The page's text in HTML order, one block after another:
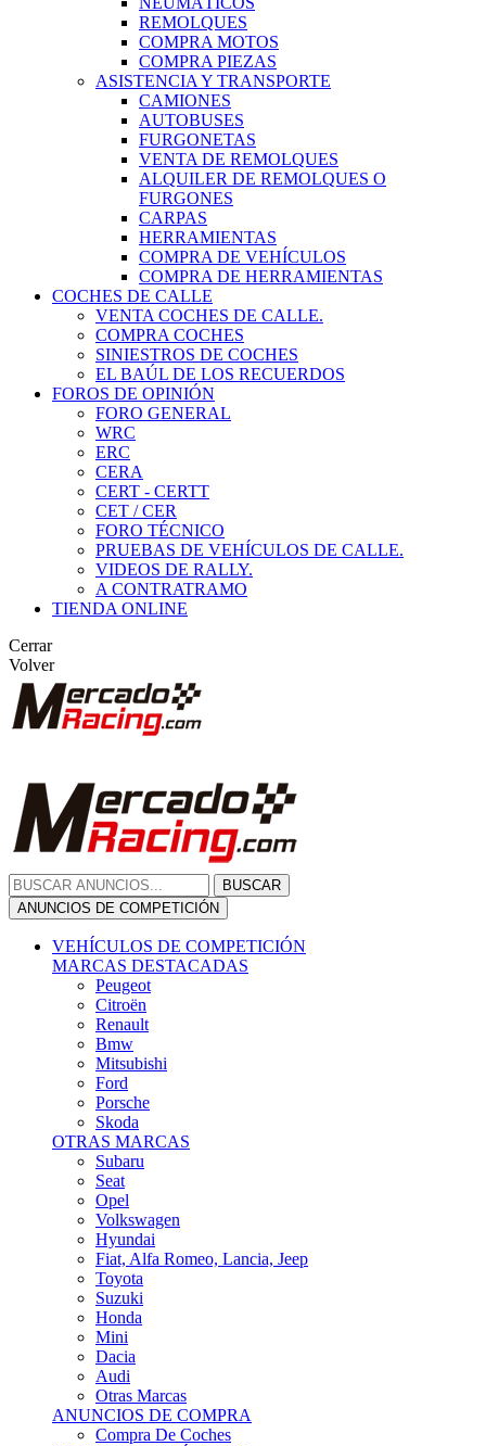
REMOLQUES
COMPRA MOTOS
COMPRA PIEZAS
ASISTENCIA Y TRANSPORTE
CAMIONES
AUTOBUSES
FURGONETAS
VENTA DE REMOLQUES
ALQUILER DE REMOLQUES O
FURGONES
CARPAS
HERRAMIENTAS
COMPRA DE VEHÍCULOS
COMPRA DE HERRAMIENTAS
COCHES DE CALLE
VENTA COCHES DE CALLE.
COMPRA COCHES
SINIESTROS DE COCHES
EL BAÚL DE LOS RECUERDOS
FOROS DE OPINIÓN
FORO GENERAL
WRC
ERC
CERA
CERT - CERTT
CET / CER
FORO TÉCNICO
PRUEBAS DE VEHÍCULOS DE CALLE.
VIDEOS DE RALLY.
A CONTRATRAMO
TIENDA ONLINE
Cerrar
Volver
BUSCAR
ANUNCIOS DE COMPETICIÓN
VEHÍCULOS DE COMPETICIÓN
MARCAS DESTACADAS
Peugeot
Citroën
Renault
Bmw
Mitsubishi
Ford
Porsche
Skoda
OTRAS MARCAS
Subaru
Seat
Opel
Volkswagen
Hyundai
Fiat, Alfa Romeo, Lancia, Jeep
Toyota
Suzuki
Honda
Mini
Dacia
Audi
Otras Marcas
ANUNCIOS DE COMPRA
Compra De Coches
ALQUILER VEHÍCULOS